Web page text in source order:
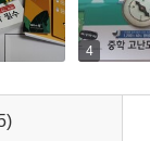
집안일
4